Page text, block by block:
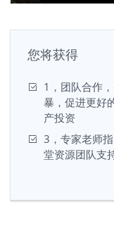
您将获得
1，团队合作
暴，促进更好
产投资
3，专家老师
堂资源团队支